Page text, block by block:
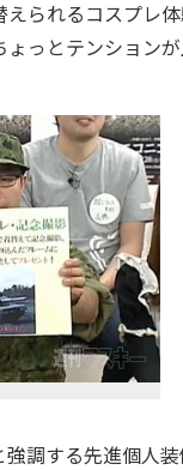
られるコスプレ
っとテンション
調する先進個人